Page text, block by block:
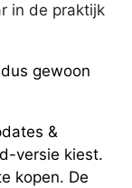
in de praktijk
gewoon
&
versie kiest.
kopen. De